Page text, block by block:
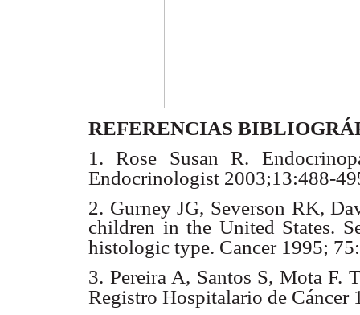
REFERENCIAS
1. Rose Susan R.
Endocrinologist 2003;13:488-
2. Gurney JG, Severson RK,
children in the United States.
histologic type. Cancer 1995;
3. Pereira A, Santos S, Mota F.
Registro Hospitalario de Cáncer